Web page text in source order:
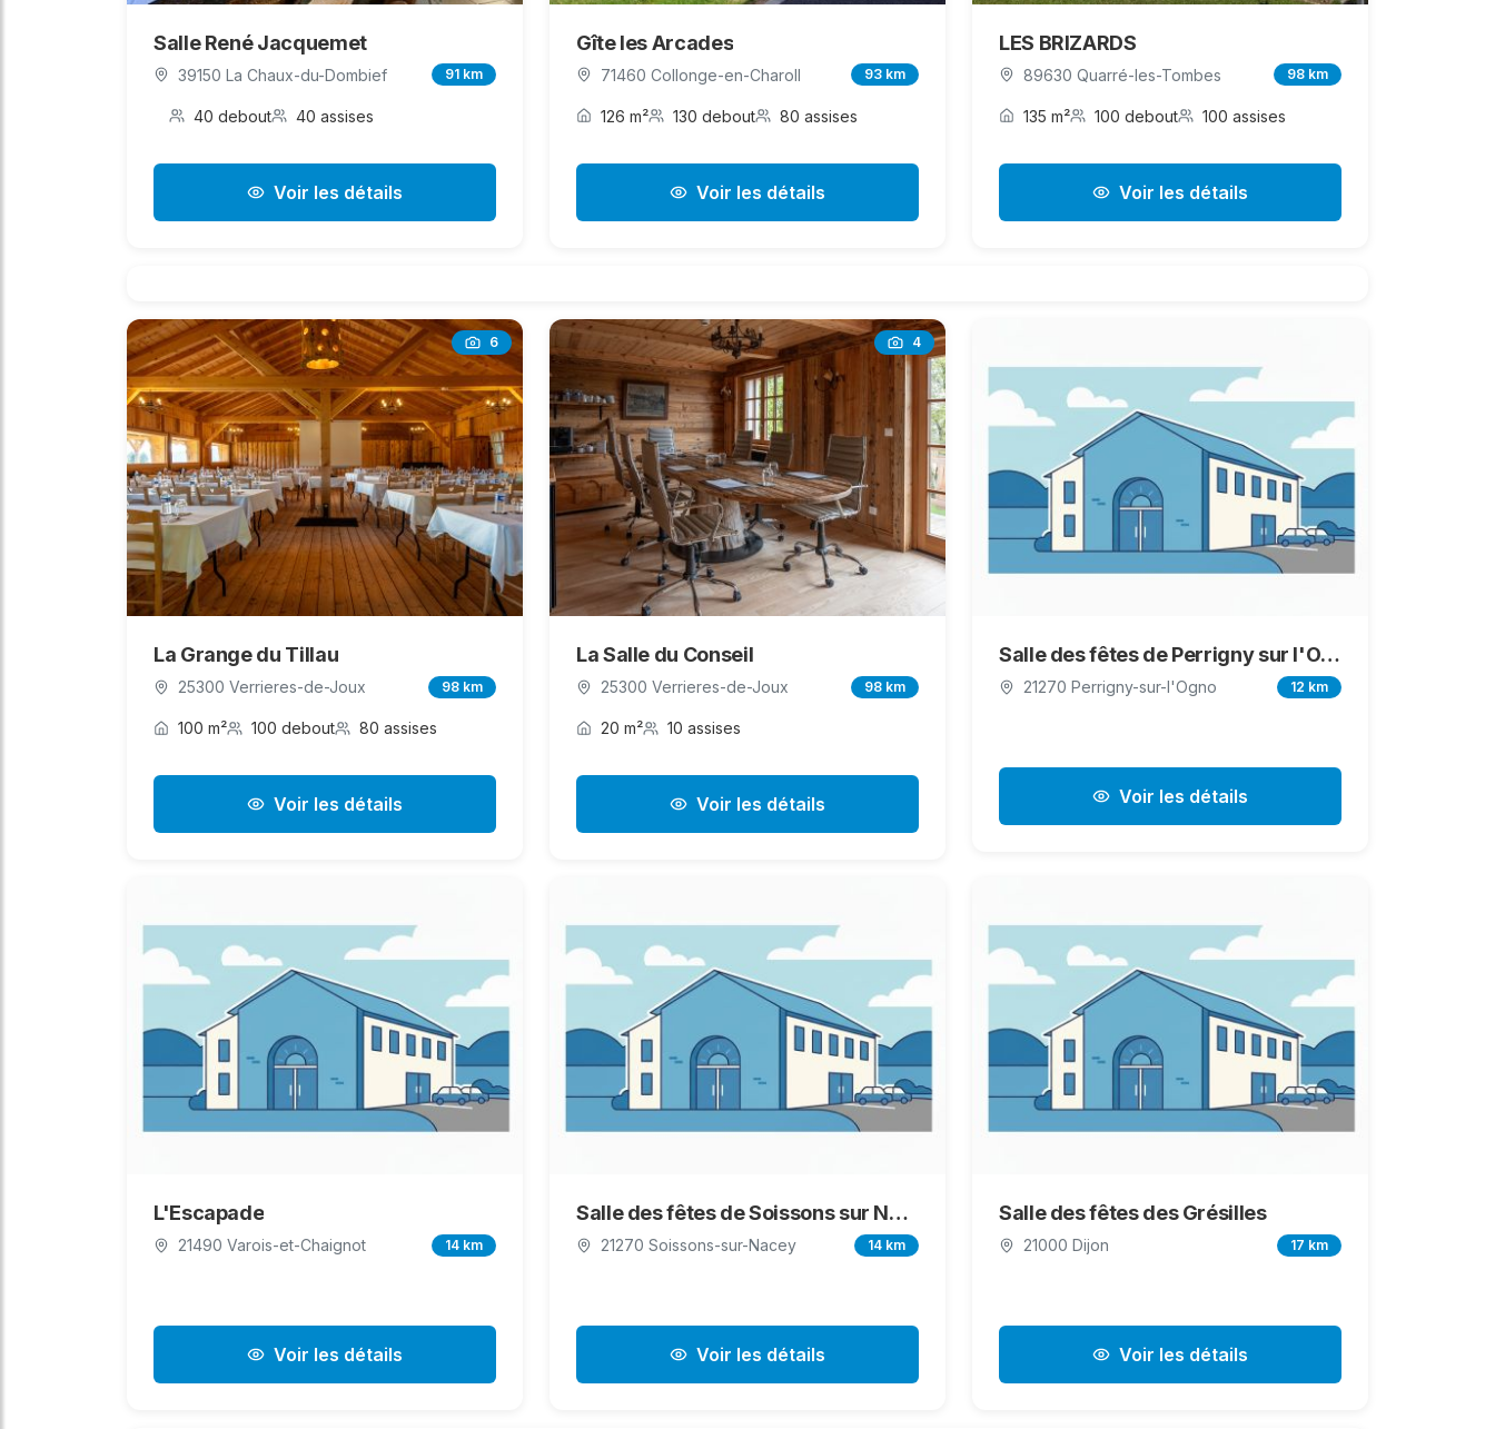
Salle René Jacquemet
39150 La Chaux-du-Dombief 91 km
40 debout 40 assises
Voir les détails
Gîte les Arcades
71460 Collonge-en-Charoll 93 km
126 m² 130 debout 80 assises
Voir les détails
LES BRIZARDS
89630 Quarré-les-Tombes 98 km
135 m² 100 debout 100 assises
Voir les détails
6
La Grange du Tillau
25300 Verrieres-de-Joux 98 km
100 m² 100 debout 80 assises
Voir les détails
4
La Salle du Conseil
25300 Verrieres-de-Joux 98 km
20 m² 10 assises
Voir les détails
Salle des fêtes de Perrigny sur l'Ognon
21270 Perrigny-sur-l'Ogno 12 km
Voir les détails
L'Escapade
21490 Varois-et-Chaignot 14 km
Voir les détails
Salle des fêtes de Soissons sur Nacey
21270 Soissons-sur-Nacey 14 km
Voir les détails
Salle des fêtes des Grésilles
21000 Dijon 17 km
Voir les détails